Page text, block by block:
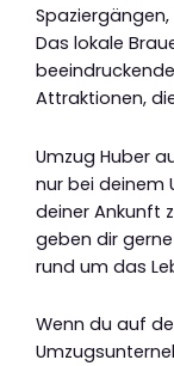
Das lokale
Attraktionen,
Umzug Huber
nur bei deinem
deiner Ankunft
geben dir
rund um das
Wenn du auf